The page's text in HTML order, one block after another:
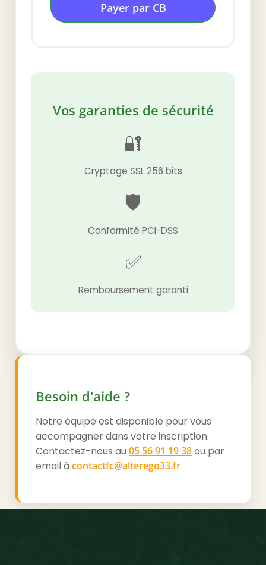
Payer par CB
Vos garanties de sécurité
🔐
Cryptage SSL 256 bits
🛡️
Conformité PCI-DSS
✅
Remboursement garanti
Besoin d'aide ?
Notre équipe est disponible pour vous
accompagner dans votre inscription.
Contactez-nous au 05 56 91 19 38ou par
email à contactfc@alterego33.fr